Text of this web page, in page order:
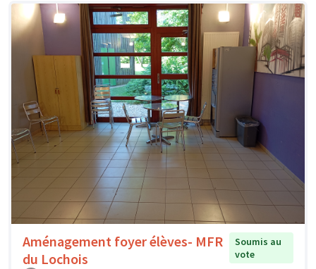
Aménagement foyer élèves- MFR
du Lochois
Soumis au
vote